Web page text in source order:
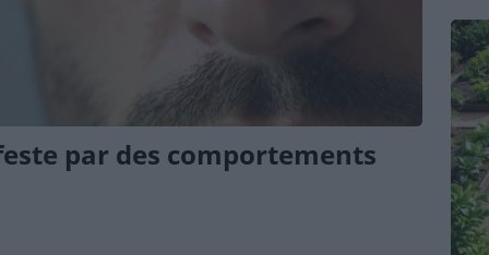
par des comportements